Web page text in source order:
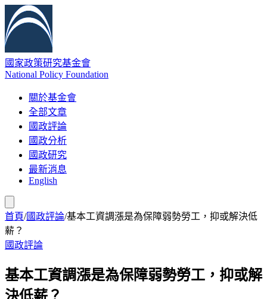
國家政策研究基金會
National Policy Foundation
關於基金會
全部文章
國政評論
國政分析
國政研究
最新消息
English
首頁/國政評論/基本工資調漲是為保障弱勢勞工，抑或解決低
薪？
國政評論
基本工資調漲是為保障弱勢勞工，抑或解